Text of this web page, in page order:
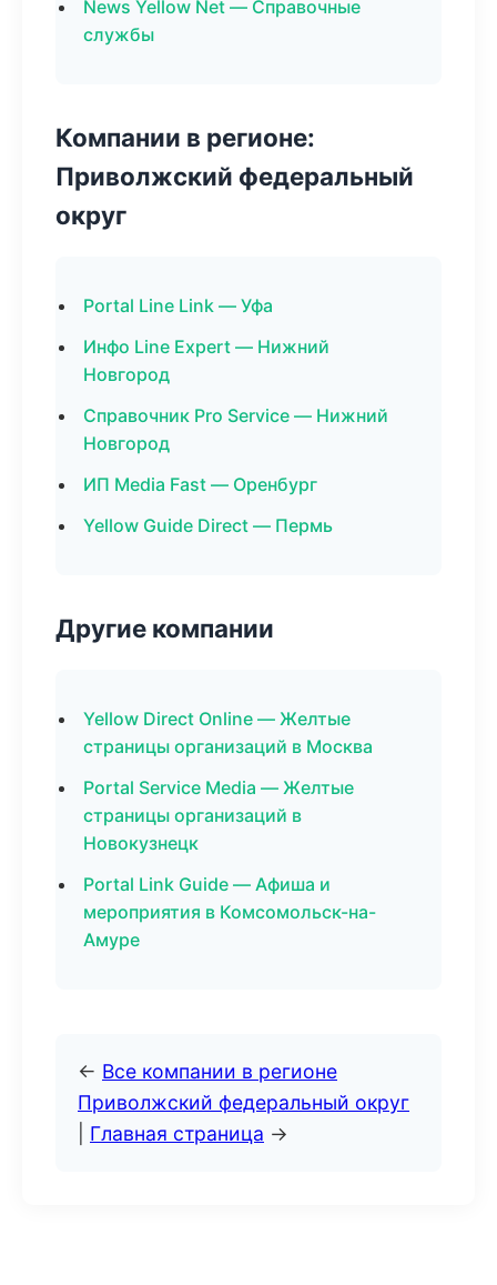
News Yellow Net — Справочные
службы
Компании в регионе:
Приволжский федеральный
округ
Portal Line Link — Уфа
Инфо Line Expert — Нижний
Новгород
Справочник Pro Service — Нижний
Новгород
ИП Media Fast — Оренбург
Yellow Guide Direct — Пермь
Другие компании
Yellow Direct Online — Желтые
страницы организаций в Москва
Portal Service Media — Желтые
страницы организаций в
Новокузнецк
Portal Link Guide — Афиша и
мероприятия в Комсомольск-на-
Амуре
← Все компании в регионе
Приволжский федеральный округ
Главная страница →